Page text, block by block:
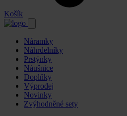
Košík
Náramky
Náhrdelníky
Prstýnky
Náušnice
Doplňky
Výprodej
Novinky
Zvýhodněné sety